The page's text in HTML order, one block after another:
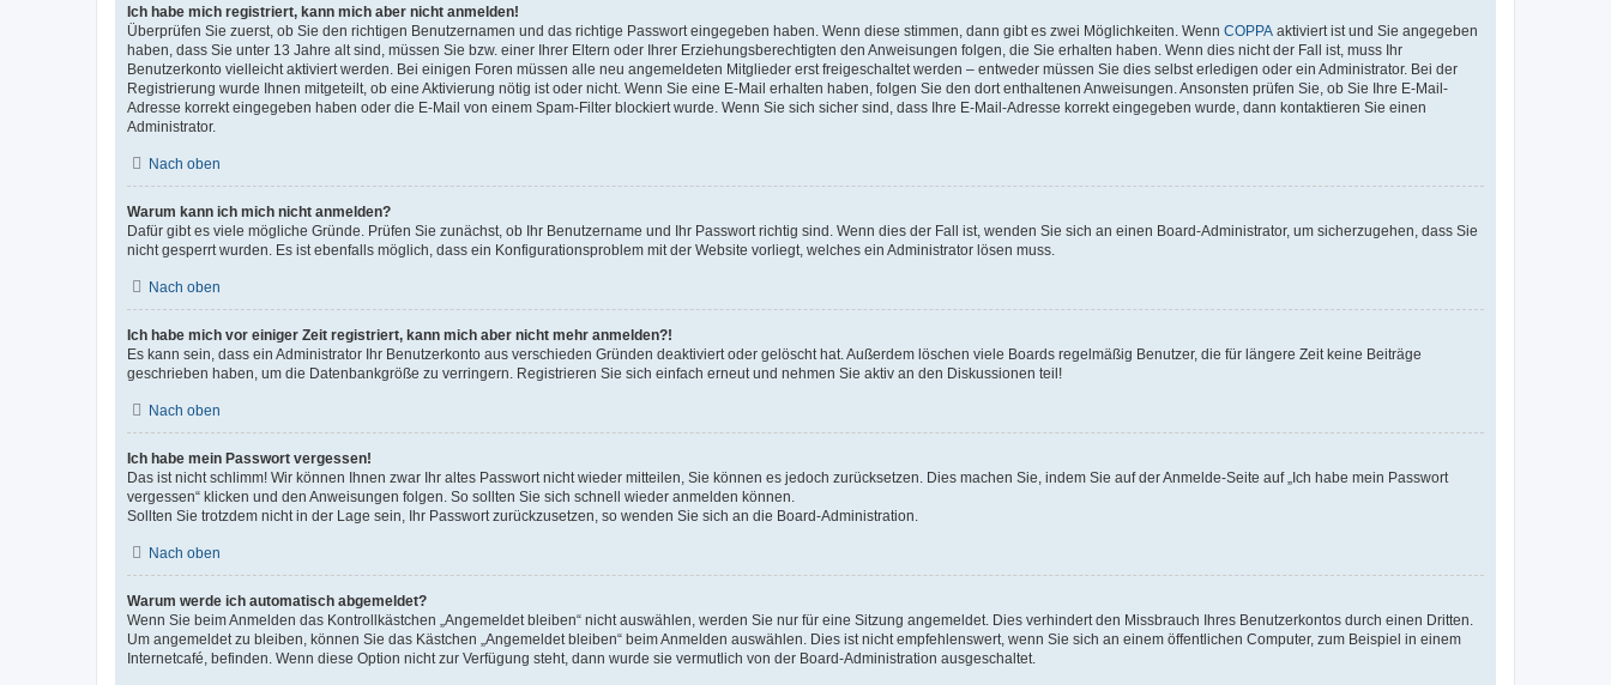
Ich habe mich registriert, kann mich aber nicht anmelden!
Überprüfen Sie zuerst, ob Sie den richtigen Benutzernamen und das richtige Passwort eingegeben haben. Wenn diese stimmen, dann gibt es zwei Möglichkeiten. Wenn COPPA aktiviert ist und Sie angegeben
haben, dass Sie unter 13 Jahre alt sind, müssen Sie bzw. einer Ihrer Eltern oder Ihrer Erziehungsberechtigten den Anweisungen folgen, die Sie erhalten haben. Wenn dies nicht der Fall ist, muss Ihr
Benutzerkonto vielleicht aktiviert werden. Bei einigen Foren müssen alle neu angemeldeten Mitglieder erst freigeschaltet werden – entweder müssen Sie dies selbst erledigen oder ein Administrator. Bei der
Registrierung wurde Ihnen mitgeteilt, ob eine Aktivierung nötig ist oder nicht. Wenn Sie eine E-Mail erhalten haben, folgen Sie den dort enthaltenen Anweisungen. Ansonsten prüfen Sie, ob Sie Ihre E-Mail-
Adresse korrekt eingegeben haben oder die E-Mail von einem Spam-Filter blockiert wurde. Wenn Sie sich sicher sind, dass Ihre E-Mail-Adresse korrekt eingegeben wurde, dann kontaktieren Sie einen
Administrator.
Nach oben
Warum kann ich mich nicht anmelden?
Dafür gibt es viele mögliche Gründe. Prüfen Sie zunächst, ob Ihr Benutzername und Ihr Passwort richtig sind. Wenn dies der Fall ist, wenden Sie sich an einen Board-Administrator, um sicherzugehen, dass Sie
nicht gesperrt wurden. Es ist ebenfalls möglich, dass ein Konfigurationsproblem mit der Website vorliegt, welches ein Administrator lösen muss.
Nach oben
Ich habe mich vor einiger Zeit registriert, kann mich aber nicht mehr anmelden?!
Es kann sein, dass ein Administrator Ihr Benutzerkonto aus verschieden Gründen deaktiviert oder gelöscht hat. Außerdem löschen viele Boards regelmäßig Benutzer, die für längere Zeit keine Beiträge
geschrieben haben, um die Datenbankgröße zu verringern. Registrieren Sie sich einfach erneut und nehmen Sie aktiv an den Diskussionen teil!
Nach oben
Ich habe mein Passwort vergessen!
Das ist nicht schlimm! Wir können Ihnen zwar Ihr altes Passwort nicht wieder mitteilen, Sie können es jedoch zurücksetzen. Dies machen Sie, indem Sie auf der Anmelde-Seite auf „Ich habe mein Passwort
vergessen“ klicken und den Anweisungen folgen. So sollten Sie sich schnell wieder anmelden können.
Sollten Sie trotzdem nicht in der Lage sein, Ihr Passwort zurückzusetzen, so wenden Sie sich an die Board-Administration.
Nach oben
Warum werde ich automatisch abgemeldet?
Wenn Sie beim Anmelden das Kontrollkästchen „Angemeldet bleiben“ nicht auswählen, werden Sie nur für eine Sitzung angemeldet. Dies verhindert den Missbrauch Ihres Benutzerkontos durch einen Dritten.
Um angemeldet zu bleiben, können Sie das Kästchen „Angemeldet bleiben“ beim Anmelden auswählen. Dies ist nicht empfehlenswert, wenn Sie sich an einem öffentlichen Computer, zum Beispiel in einem
Internetcafé, befinden. Wenn diese Option nicht zur Verfügung steht, dann wurde sie vermutlich von der Board-Administration ausgeschaltet.